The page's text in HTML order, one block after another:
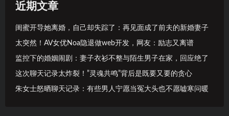
近期文章
闺蜜开导她离婚，自己却失踪了：再见面成了前夫的新婚妻子
太突然！AV女优Noa隐退做web开发，网友：励志又离谱
监控下的婚姻闹剧：妻子衣衫不整与陌生男子在家，回应绝了
这次聊天记录太炸裂！”灵魂共鸣”背后是既要又要的贪心
朱女士怒晒聊天记录：有些男人宁愿当冤大头也不愿嘘寒问暖